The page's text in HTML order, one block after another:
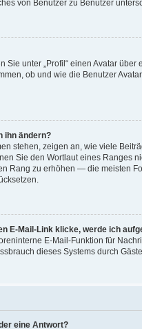
von Benutzer zu Benutzer
Sie unter „Profil“ einen Avatar
ob und wie die Benutzer
ihn ändern?
stehen, zeigen an, wie viele
Sie den Wortlaut eines Ranges
Rang zu erhöhen — die meisten
E-Mail-Link klicke, werde ich
E-Mail-Funktion für
dieses Systems durch
eine Antwort?